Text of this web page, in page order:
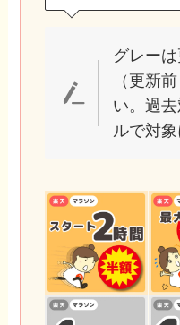
グレー
（更新
い。過
ルで対